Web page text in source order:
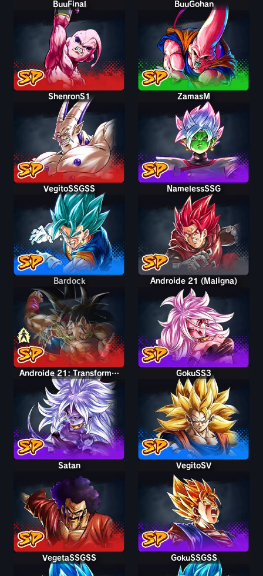
BuuFinal BuuGohan
ShenronS1 ZamasM
VegitoSSGSS NamelessSSG
Bardock
Bardock Androide 21 (Maligna)
Androide 21: Transformação (Maligna) GokuSS3
Satan VegitoSV
VegetaSSGSS GokuSSGSS